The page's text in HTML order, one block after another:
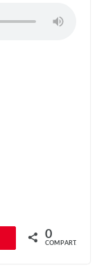
0
COMPART.